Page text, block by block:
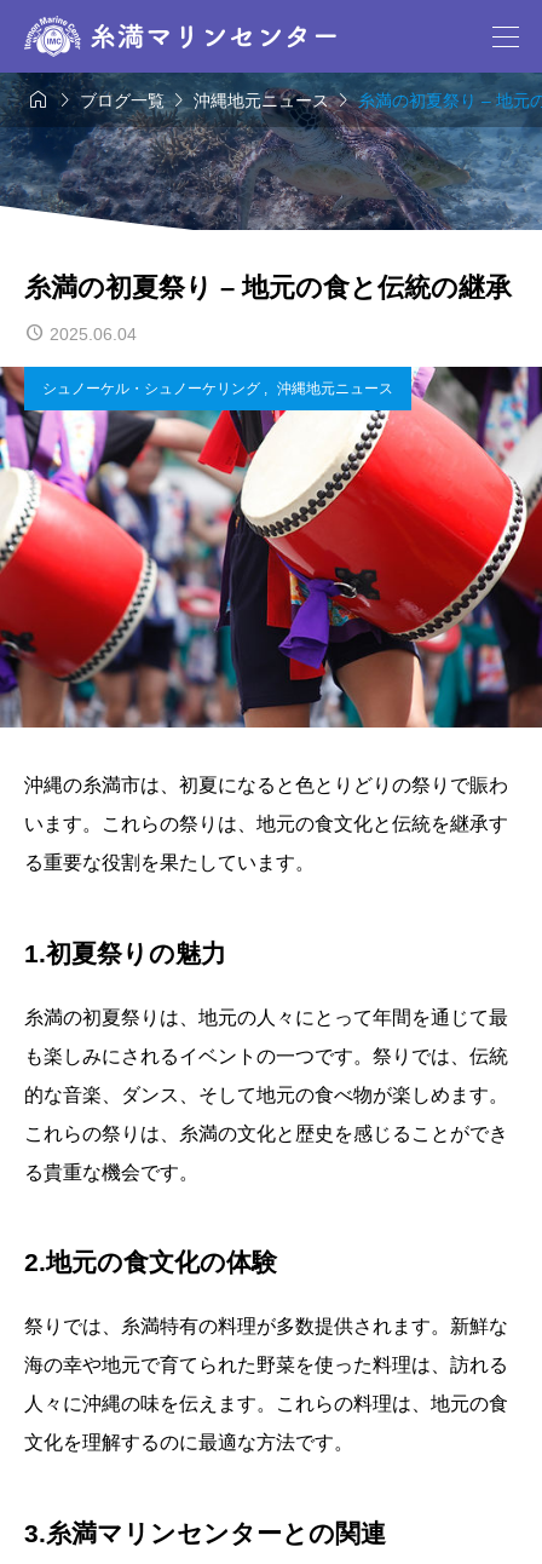
ブログ一覧沖縄地元ニュース糸満の初夏祭り – 地元
糸満の初夏祭り – 地元の食と伝統の継承
2025.06.04
シュノーケル・シュノーケリング , 沖縄地元ニュース
沖縄の糸満市は、初夏になると色とりどりの祭りで賑わ
います。これらの祭りは、地元の食文化と伝統を継承す
る重要な役割を果たしています。
1.初夏祭りの魅力
糸満の初夏祭りは、地元の人々にとって年間を通じて最
も楽しみにされるイベントの一つです。祭りでは、伝統
的な音楽、ダンス、そして地元の食べ物が楽しめます。
これらの祭りは、糸満の文化と歴史を感じることができ
る貴重な機会です。
2.地元の食文化の体験
祭りでは、糸満特有の料理が多数提供されます。新鮮な
海の幸や地元で育てられた野菜を使った料理は、訪れる
人々に沖縄の味を伝えます。これらの料理は、地元の食
文化を理解するのに最適な方法です。
3.糸満マリンセンターとの関連